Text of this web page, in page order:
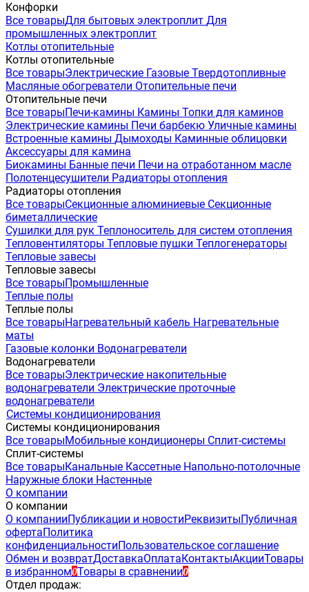
Конфорки
Все товарыДля бытовых электроплит Для
промышленных электроплит
Котлы отопительные
Котлы отопительные
Все товарыЭлектрические Газовые Твердотопливные
Масляные обогреватели Отопительные печи
Отопительные печи
Все товарыПечи-камины Камины Топки для каминов
Электрические камины Печи барбекю Уличные камины
Встроенные камины Дымоходы Каминные облицовки
Аксессуары для камина
Биокамины Банные печи Печи на отработанном масле
Полотенцесушители Радиаторы отопления
Радиаторы отопления
Все товарыСекционные алюминиевые Секционные
биметаллические
Сушилки для рук Теплоноситель для систем отопления
Тепловентиляторы Тепловые пушки Теплогенераторы
Тепловые завесы
Тепловые завесы
Все товарыПромышленные
Теплые полы
Теплые полы
Все товарыНагревательный кабель Нагревательные
маты
Газовые колонки Водонагреватели
Водонагреватели
Все товарыЭлектрические накопительные
водонагреватели Электрические проточные
водонагреватели
Системы кондиционирования
Системы кондиционирования
Все товарыМобильные кондиционеры Сплит-системы
Сплит-системы
Все товарыКанальные Кассетные Напольно-потолочные
Наружные блоки Настенные
О компании
О компании
О компанииПубликации и новостиРеквизитыПубличная
офертаПолитика
конфиденциальностиПользовательское соглашение
Обмен и возвратДоставкаОплатаКонтактыАкцииТовары
в избранном0Товары в сравнении0
Отдел продаж: